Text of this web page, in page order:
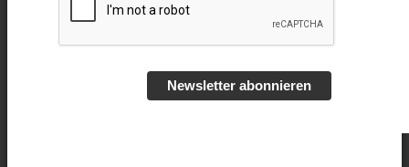
Jose Morales video DOWNLOAD
Shin Lim (Downloads)Newsletter abonnieren